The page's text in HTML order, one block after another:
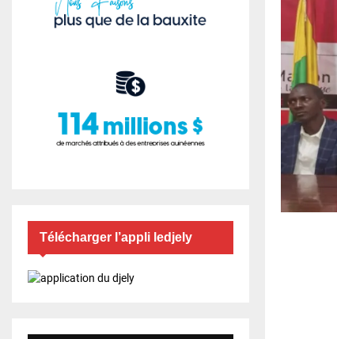
Télécharger l’appli ledjely